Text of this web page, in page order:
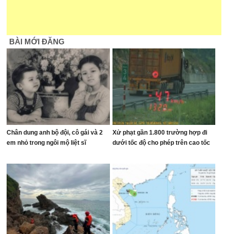
BÀI MỚI ĐĂNG
Chân dung anh bộ đội, cô gái và 2
em nhỏ trong ngôi mộ liệt sĩ
Xử phạt gần 1.800 trường hợp đi
dưới tốc độ cho phép trên cao tốc